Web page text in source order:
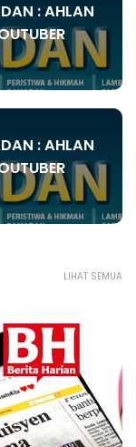
: AHLAN
: AHLAN
LIHAT SEMUA